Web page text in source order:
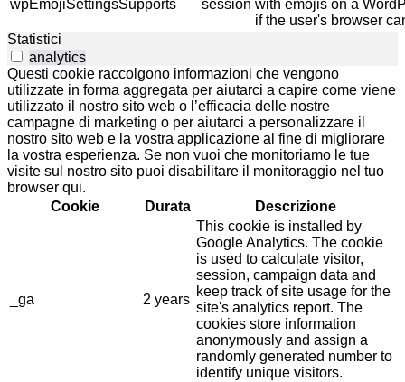
wpEmojiSettingsSupports session with emojis on a
if the user's browser
Statistici
analytics
Questi cookie raccolgono informazioni che vengono
utilizzate in forma aggregata per aiutarci a capire come viene
utilizzato il nostro sito web o l’efficacia delle nostre
campagne di marketing o per aiutarci a personalizzare il
nostro sito web e la vostra applicazione al fine di migliorare
la vostra esperienza. Se non vuoi che monitoriamo le tue
visite sul nostro sito puoi disabilitare il monitoraggio nel tuo
browser qui.
Cookie
Durata Descrizione
_ga 2 years
This cookie is installed by
Google Analytics. The cookie
is used to calculate visitor,
session, campaign data and
keep track of site usage for the
site's analytics report. The
cookies store information
anonymously and assign a
randomly generated number to
identify unique visitors.